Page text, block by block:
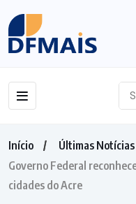
Início
Últimas Notícias
Governo Federal
cidades do Acre